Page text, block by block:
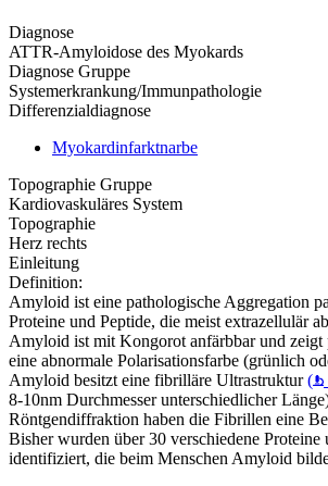
Diagnose
ATTR-Amyloidose des Myokards
Diagnose Gruppe
Systemerkrankung/Immunpathologie
Differenzialdiagnose
Myokardinfarktnarbe
Topographie Gruppe
Kardiovaskuläres System
Topographie
Herz rechts
Einleitung
Definition:
Amyloid ist eine pathologische Aggregation
Proteine und Peptide, die meist extrazellulär
Amyloid ist mit Kongorot anfärbbar und zeigt
eine abnormale Polarisationsfarbe (grünlich
Amyloid besitzt eine fibrilläre Ultrastruktur(
8-10nm Durchmesser unterschiedlicher
Röntgendiffraktion haben die Fibrillen eine
Bisher wurden über 30 verschiedene Proteine
identifiziert, die beim Menschen Amyloid